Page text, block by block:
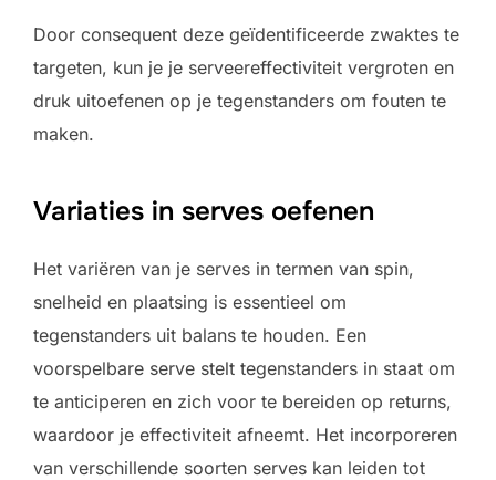
Door consequent deze geïdentificeerde zwaktes te
targeten, kun je je serveereffectiviteit vergroten en
druk uitoefenen op je tegenstanders om fouten te
maken.
Variaties in serves oefenen
Het variëren van je serves in termen van spin,
snelheid en plaatsing is essentieel om
tegenstanders uit balans te houden. Een
voorspelbare serve stelt tegenstanders in staat om
te anticiperen en zich voor te bereiden op returns,
waardoor je effectiviteit afneemt. Het incorporeren
van verschillende soorten serves kan leiden tot